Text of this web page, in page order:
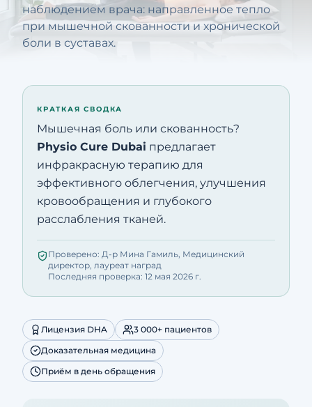
Контакты
Скачать приложение 🇷🇺
Позвонить Построить маршрут
наблюдением врача: направленное тепло
при мышечной скованности и хронической
боли в суставах.
КРАТКАЯ СВОДКА
Мышечная боль или скованность?
Physio Cure Dubai предлагает
инфракрасную терапию для
эффективного облегчения, улучшения
кровообращения и глубокого
расслабления тканей.
Проверено: Д-р Мина Гамиль, Медицинский
директор, лауреат наград
Последняя проверка: 12 мая 2026 г.
Лицензия DHA
3 000+ пациентов
Доказательная медицина
Приём в день обращения